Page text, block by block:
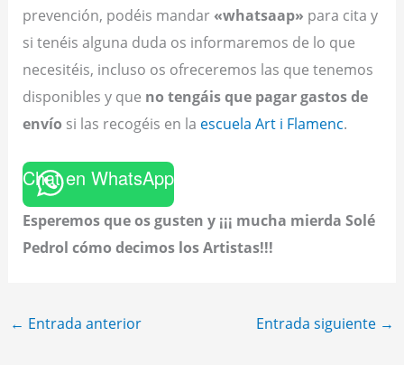
prevención, podéis mandar«whatsaap» para cita y
si tenéis alguna duda os informaremos de lo que
necesitéis, incluso os ofreceremos las que tenemos
disponibles y que no tengáis que pagar gastos de
envío si las recogéis en la escuela Art i Flamenc.
Chat en WhatsApp
Esperemos que os gusten y ¡¡¡ mucha mierda Solé
Pedrol cómo decimos los Artistas!!!
← Entrada anterior Entrada siguiente →